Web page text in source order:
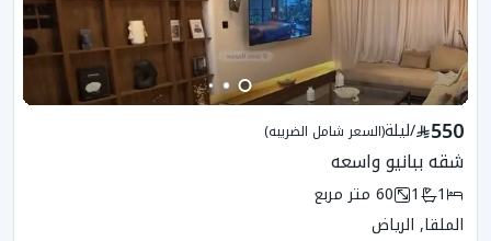
550
/ليلة(السعر شامل الضريبه)
شقه ببانيو واسعه
1
1
60 متر مربع
الملقا, الرياض